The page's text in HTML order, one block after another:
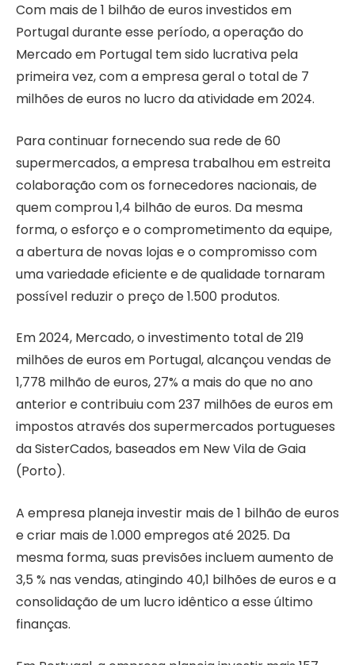
Com mais de 1 bilhão de euros investidos em
Portugal durante esse período, a operação do
Mercado em Portugal tem sido lucrativa pela
primeira vez, com a empresa geral o total de 7
milhões de euros no lucro da atividade em 2024.
Para continuar fornecendo sua rede de 60
supermercados, a empresa trabalhou em estreita
colaboração com os fornecedores nacionais, de
quem comprou 1,4 bilhão de euros. Da mesma
forma, o esforço e o comprometimento da equipe,
a abertura de novas lojas e o compromisso com
uma variedade eficiente e de qualidade tornaram
possível reduzir o preço de 1.500 produtos.
Em 2024, Mercado, o investimento total de 219
milhões de euros em Portugal, alcançou vendas de
1,778 milhão de euros, 27% a mais do que no ano
anterior e contribuiu com 237 milhões de euros em
impostos através dos supermercados portugueses
da SisterCados, baseados em New Vila de Gaia
(Porto).
A empresa planeja investir mais de 1 bilhão de euros
e criar mais de 1.000 empregos até 2025. Da
mesma forma, suas previsões incluem aumento de
3,5 % nas vendas, atingindo 40,1 bilhões de euros e a
consolidação de um lucro idêntico a esse último
finanças.